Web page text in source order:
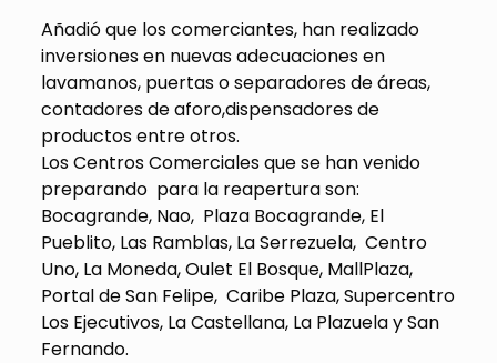
Añadió que los comerciantes, han realizado
inversiones en nuevas adecuaciones en
lavamanos, puertas o separadores de áreas,
contadores de aforo,dispensadores de
productos entre otros.
Los Centros Comerciales que se han venido
preparando para la reapertura son:
Bocagrande, Nao, Plaza Bocagrande, El
Pueblito, Las Ramblas, La Serrezuela, Centro
Uno, La Moneda, Oulet El Bosque, MallPlaza,
Portal de San Felipe, Caribe Plaza, Supercentro
Los Ejecutivos, La Castellana, La Plazuela y San
Fernando.